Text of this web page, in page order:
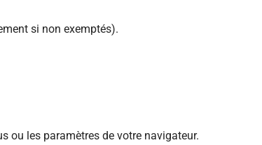
si non exemptés).
ou les paramètres de votre navigateur.